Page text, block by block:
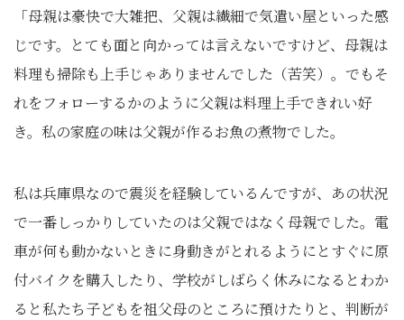
「母親は豪快で大雑把、父親は繊細で気遣い屋といった感
じです。とても面と向かっては言えないですけど、母親は
料理も掃除も上手じゃありませんでした（苦笑）。でもそ
れをフォローするかのように父親は料理上手できれい好
き。私の家庭の味は父親が作るお魚の煮物でした。
私は兵庫県なので震災を経験しているんですが、あの状況
で一番しっかりしていたのは父親ではなく母親でした。電
車が何も動かないときに身動きがとれるようにとすぐに原
付バイクを購入したり、学校がしばらく休みになるとわか
ると私たち子どもを祖父母のところに預けたりと、判断が